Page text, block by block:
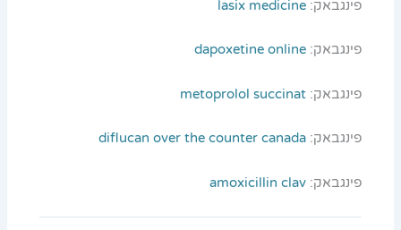
פינגבאק:lasix medicine
פינגבאק:dapoxetine online
פינגבאק:metoprolol succinat
פינגבאק:diflucan over the counter canada
פינגבאק:amoxicillin clav